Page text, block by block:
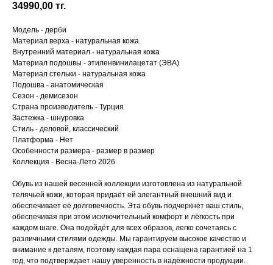
34990,00 тг.
Модель - дерби
Материал верха - натуральная кожа
Внутренний материал - натуральная кожа
Материал подошвы - этиленвинилацетат (ЭВА)
Материал стельки - натуральная кожа
Подошва - анатомическая
Сезон - демисезон
Страна производитель - Турция
Застежка - шнуровка
Стиль - деловой, классический
Платформа - Нет
Особенности размера - размер в размер
Коллекция - Весна-Лето 2026
Обувь из нашей весенней коллекции изготовлена из натуральной
телячьей кожи, которая придаёт ей элегантный внешний вид и
обеспечивает её долговечность. Эта обувь подчеркнёт ваш стиль,
обеспечивая при этом исключительный комфорт и лёгкость при
каждом шаге. Она подойдёт для всех образов, легко сочетаясь с
различными стилями одежды. Мы гарантируем высокое качество и
внимание к деталям, поэтому каждая пара оснащена гарантией на 1
год, что подтверждает нашу уверенность в надёжности продукции.